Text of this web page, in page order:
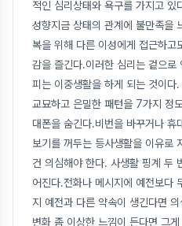
적인 심리상태와 욕구를 가지고 있
성향지금 상태의 관계에 불만족을
복을 위해 다른 이성에게 접근하고
감을 즐긴다.이러한 심리는 겉으로
피는 이중생활을 하게 되는 것이다
교묘하고 은밀한 패턴을 7가지 정
대폰을 숨긴다.비번을 바꾸거나 휴
보기를 꺼두는 등사생활을 이유로
건 의심해야 한다. 사생활 핑계 두
어진다.전화나 메시지에 예전보다
지 예전과 다른 약속이 생긴다면
변화 좀 이상한 느낌이 든다면 그